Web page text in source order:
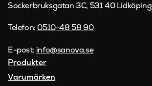
Sockerbruksgatan 3C, 531 40 Lidköping
Telefon: 0510-48 58 90
E-post: info@sanova.se
Produkter
Varumärken